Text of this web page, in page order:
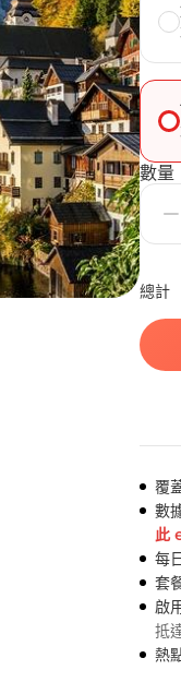
數量
總計
覆
數
此
每
套
啟
抵
熱